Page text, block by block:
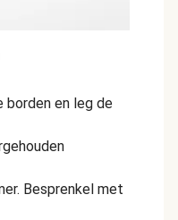
borden en leg de
Besprenkel met